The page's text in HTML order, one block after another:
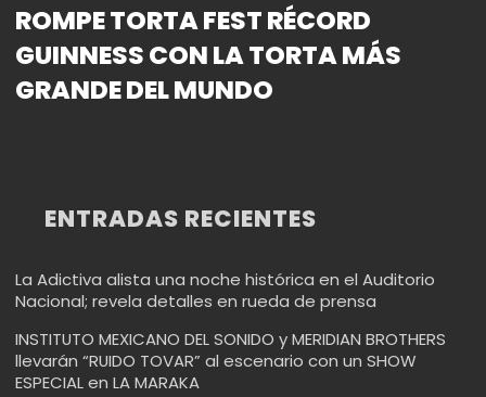
ROMPE TORTA FEST RÉCORD
GUINNESS CON LA TORTA MÁS
GRANDE DEL MUNDO
ENTRADAS RECIENTES
La Adictiva alista una noche histórica en el Auditorio
Nacional; revela detalles en rueda de prensa
INSTITUTO MEXICANO DEL SONIDO y MERIDIAN BROTHERS
llevarán “RUIDO TOVAR” al escenario con un SHOW
ESPECIAL en LA MARAKA